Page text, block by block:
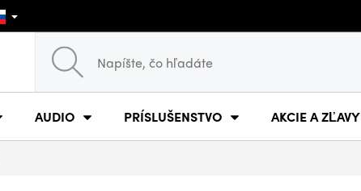
AUDIO PRÍSLUŠENSTVO AKCIE A ZĽAVY